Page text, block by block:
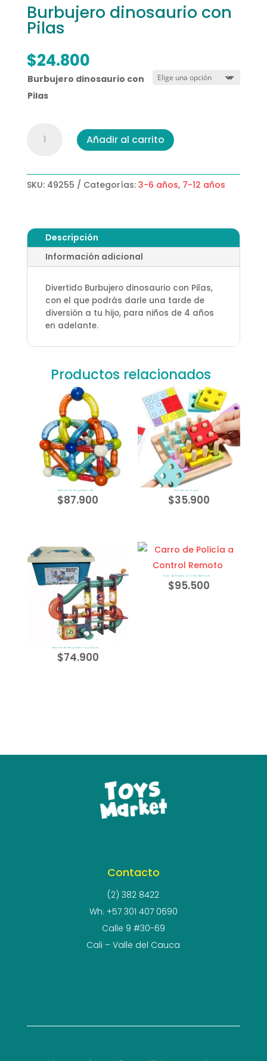
Burbujero dinosaurio con
Pilas
$24.800
Burbujero dinosaurio con
Pilas
dinosaurio
cantidad
Añadir al carrito
SKU: 49255 Categorías: 3-6 años, 7-12 años
Descripción
Información adicional
Divertido Burbujero dinosaurio con Pilas,
con el que podrás darle una tarde de
diversión a tu hijo, para niños de 4 años
en adelante.
Productos relacionados
Armatodo Magnético x42
$87.900
Cuadrado Lógico
$35.900
Armatodo Magnético caja 56pcs
$74.900
Carro de Policía a Control Remoto
$95.500
Contacto
(2) 382 8422
Wh: +57 301 407 0690
Calle 9 #30-69
Cali – Valle del Cauca